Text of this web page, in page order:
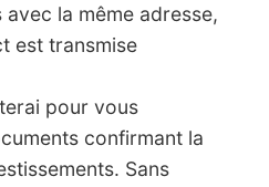
la même adresse,
est transmise
pour vous
confirmant la
Sans